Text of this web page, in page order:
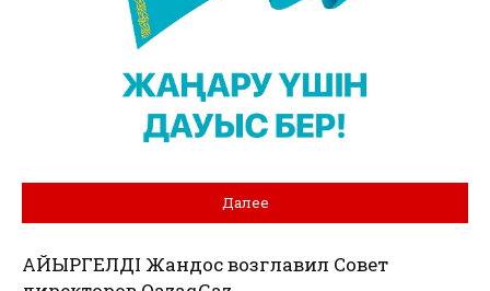
Далее
ҚАЙЫРГЕЛДІ Жандос возглавил Совет